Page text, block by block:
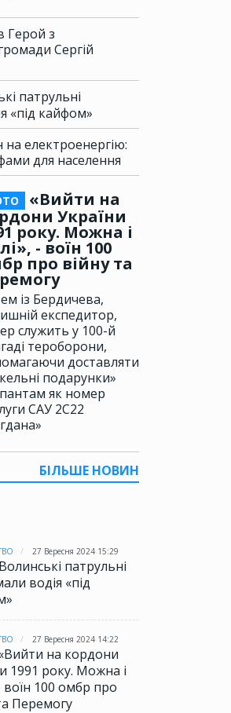
Герой з
Сергій
патрульні
«під кайфом»
електроенергію:
для населення
«Вийти на
України
року. Можна і
- воїн 100
про війну та
із Бердичева,
експедитор,
служить у 100-й
тероборони,
доставляти
подарунки»
як номер
САУ 2С22
БІЛЬШЕ НОВИН
27 Вересня 2024 15:29
Волинські патрульні
водія «під
27 Вересня 2024 14:22
на кордони
1991 року. Можна і
воїн 100 омбр про
Перемогу